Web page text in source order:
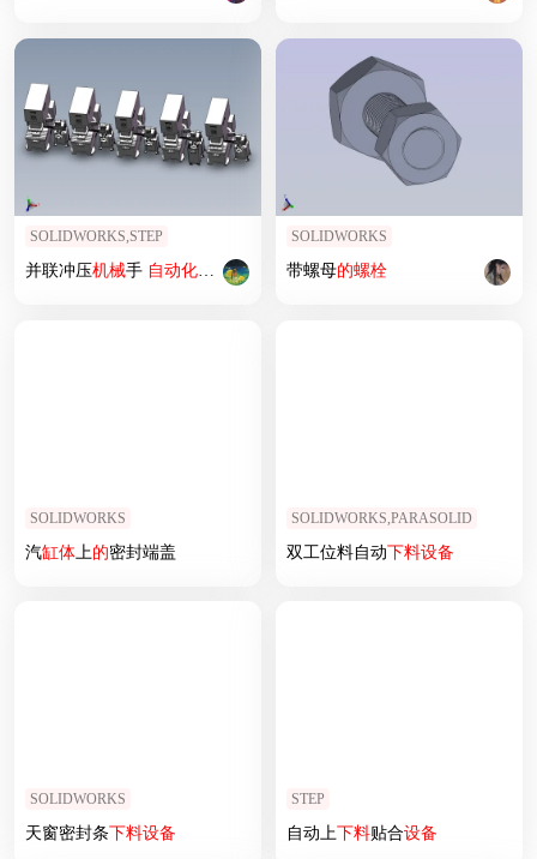
SOLIDWORKS,STEP
并联冲压机械手 自动化设备三维模型机械
SOLIDWORKS
带螺母的螺栓
SOLIDWORKS
汽缸体上的密封端盖
SOLIDWORKS,PARASOLID
双工位料自动下料设备
SOLIDWORKS
天窗密封条下料设备
STEP
自动上下料贴合设备